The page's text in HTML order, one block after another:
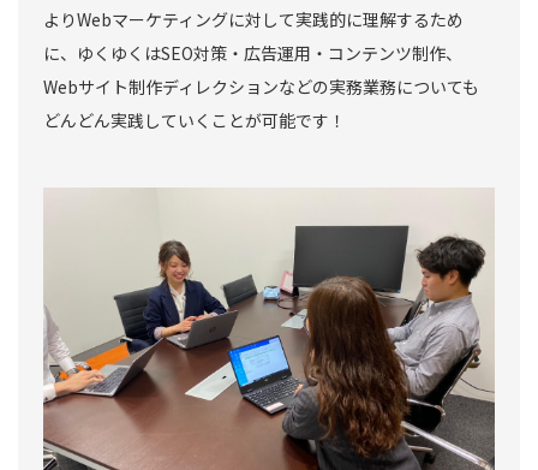
よりWebマーケティングに対して実践的に理解するため
に、ゆくゆくはSEO対策・広告運用・コンテンツ制作、
Webサイト制作ディレクションなどの実務業務についても
どんどん実践していくことが可能です！